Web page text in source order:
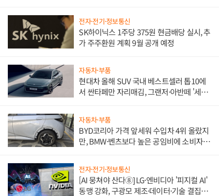
전자·전기·정보통신
SK하이닉스 1주당 375원 현금배당 실시, 추
가 주주환원 계획 9월 공개 예정
자동차·부품
현대차 올해 SUV 국내 베스트셀러 톱10에
서 싼타페만 자리매김, 그랜저·아반떼 '세단
자동차·부품
BYD코리아 가격 앞세워 수입차 4위 올랐지
만, BMW·벤츠보다 높은 공임비에 소비자
전자·전기·정보통신
[AI 뭉쳐야 산다⑧] LG·엔비디아 '피지컬 AI'
동맹 강화, 구광모 제조·데이터·기술 결집